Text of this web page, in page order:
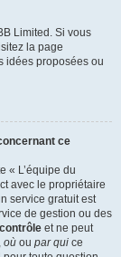
Limited. Si vous
la page
idées proposées ou
ce
« L’équipe du
avec le propriétaire
service gratuit est
de gestion ou des
et ne peut
où ou par qui ce